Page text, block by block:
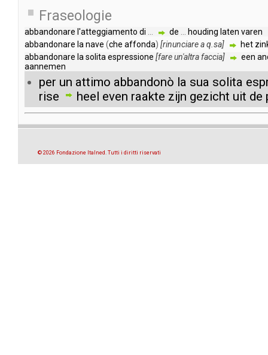
Fraseologie
abbandonare l'atteggiamento di de houding laten varen
abbandonare la nave (che affonda) [rinunciareaq sa] het
abbandonare la solita espressione [fareun'altra faccia] een
aannemen
per un attimo abbandonò la sua solita
rise
heel even raakte zijn gezicht uit de
© 2026 Fondazione Italned. Tutti i diritti riservati